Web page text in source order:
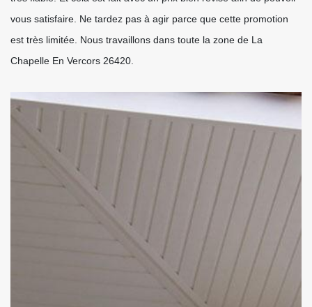
vous satisfaire. Ne tardez pas à agir parce que cette promotion
est très limitée. Nous travaillons dans toute la zone de La
Chapelle En Vercors 26420.